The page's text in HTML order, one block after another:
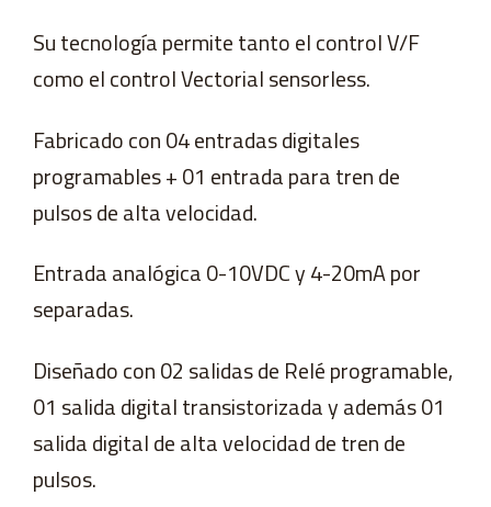
Su tecnología permite tanto el control V/F
como el control Vectorial sensorless.
Fabricado con 04 entradas digitales
programables + 01 entrada para tren de
pulsos de alta velocidad.
Entrada analógica 0-10VDC y 4-20mA por
separadas.
Diseñado con 02 salidas de Relé programable,
01 salida digital transistorizada y además 01
salida digital de alta velocidad de tren de
pulsos.